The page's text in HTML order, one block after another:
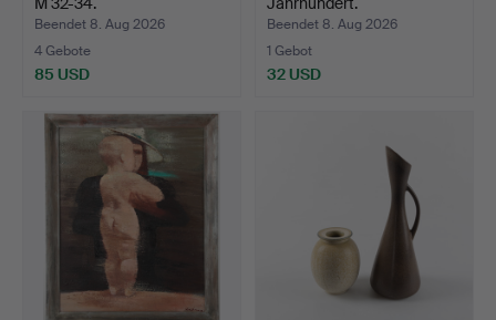
Beendet 8. Aug 2026
4 Gebote
85 USD
Beendet 8. Aug 2026
1 Gebot
32 USD